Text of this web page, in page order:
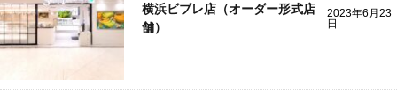
横浜ビブレ店（オーダー形式店
舗）
2023年6月23
日